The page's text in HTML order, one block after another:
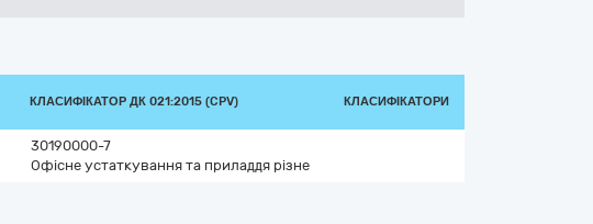
КЛАСИФІКАТОР ДК 021:2015 (CPV) КЛАСИФІКАТОРИ
30190000-7
Офісне устаткування та приладдя різне